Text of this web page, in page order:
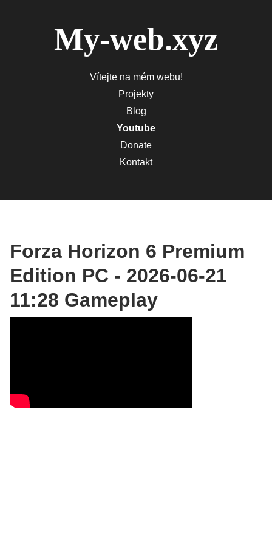
My-web.xyz
Vítejte na mém webu!
Projekty
Blog
Youtube
Donate
Kontakt
Forza Horizon 6 Premium
Edition PC - 2026-06-21
11:28 Gameplay